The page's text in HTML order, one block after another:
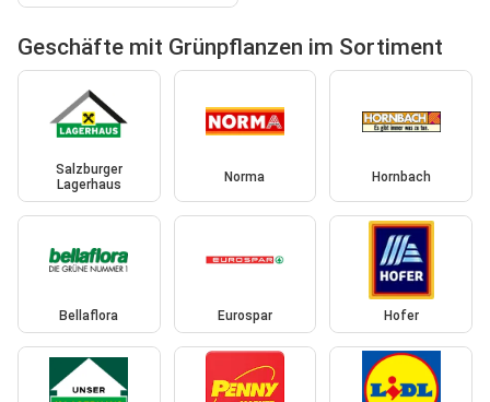
Geschäfte mit Grünpflanzen im Sortiment
Salzburger
Lagerhaus
Norma Hornbach
Bellaflora Eurospar Hofer